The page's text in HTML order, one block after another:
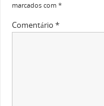
marcados com *
Comentário *